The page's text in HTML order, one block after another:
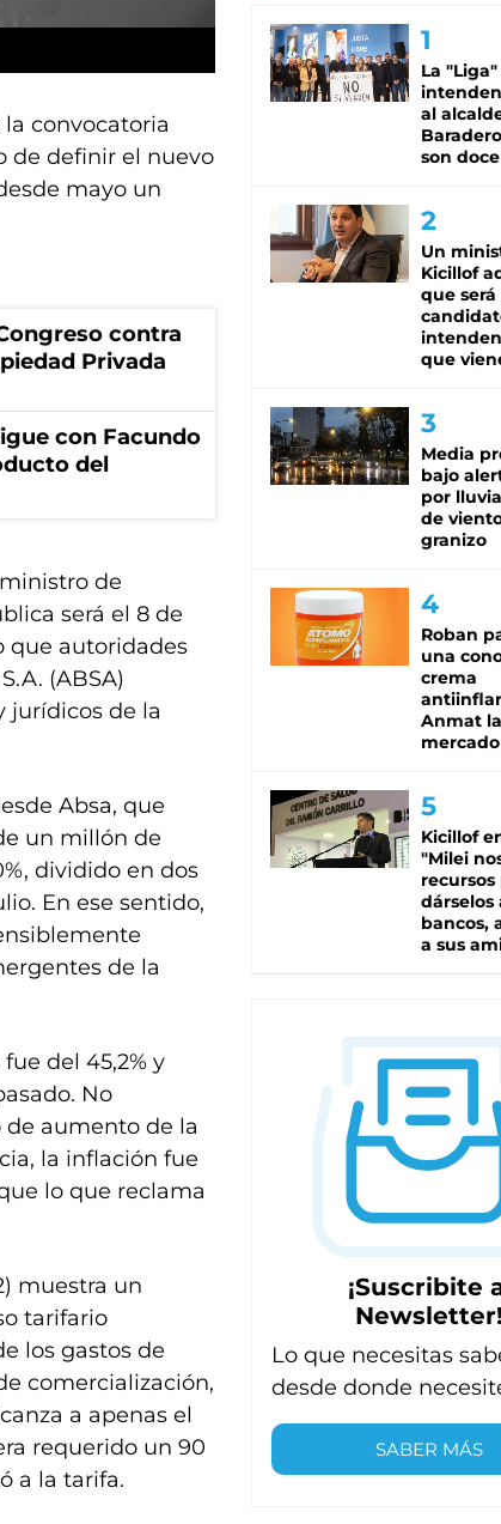
convocatoria
de definir el nuevo
mayo un
contra
Privada
con Facundo
del
de
será el 8 de
que autoridades
(ABSA)
jurídicos de la
Absa, que
un millón de
dividido en dos
En ese sentido,
de la
del 45,2% y
No
aumento de la
la inflación fue
lo que reclama
muestra un
tarifario
los gastos de
comercialización,
a apenas el
requerido un 90
a la tarifa.
La
al
son doce
Un
Kicillof
que será
que
Media
bajo
por
de
granizo
Roban
una
crema
Anmat
mercado
Kicillof
"Milei
recursos
dárselos
bancos,
a sus
¡Suscribite
Newsletter!
Lo que necesitas
desde donde
SABER MÁS